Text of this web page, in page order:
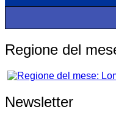
Regione del
Newsletter